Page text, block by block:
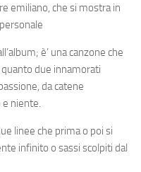
emiliano, che si mostra in
è’ una canzone che
quanto due innamorati
da catene
e niente.
linee che prima o poi si
infinito o sassi scolpiti dal